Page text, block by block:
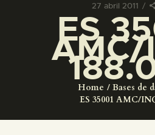
27 abril 2011
ES
AMC/
Home Bases de
ES 35001 AMC/
PREPARAR LA
ACTIVIDADES